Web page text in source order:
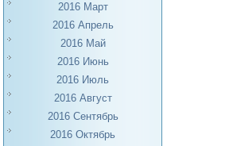
2016 Март
2016 Апрель
2016 Май
2016 Июнь
2016 Июль
2016 Август
2016 Сентябрь
2016 Октябрь